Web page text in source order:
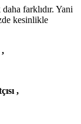
farklıdır. Yani
kesinlikle
,
,